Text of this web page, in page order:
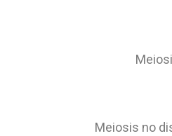
Meiosis no